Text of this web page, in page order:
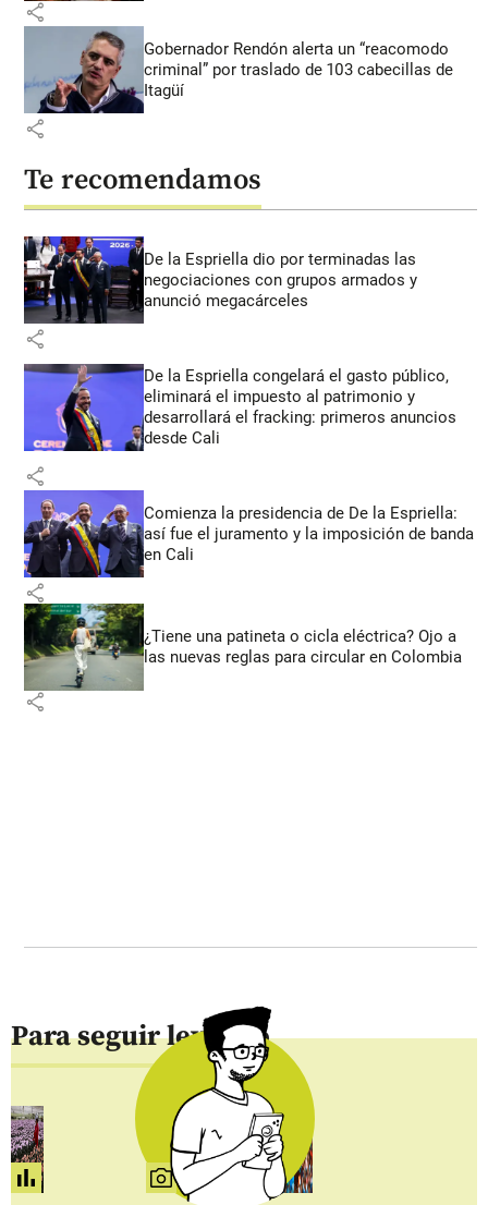
share
Gobernador Rendón alerta un “reacomodo
criminal” por traslado de 103 cabecillas de
Itagüí
share
Te recomendamos
De la Espriella dio por terminadas las
negociaciones con grupos armados y
anunció megacárceles
share
De la Espriella congelará el gasto público,
eliminará el impuesto al patrimonio y
desarrollará el fracking: primeros anuncios
desde Cali
share
Comienza la presidencia de De la Espriella:
así fue el juramento y la imposición de banda
en Cali
share
¿Tiene una patineta o cicla eléctrica? Ojo a
las nuevas reglas para circular en Colombia
share
Para seguir leyendo